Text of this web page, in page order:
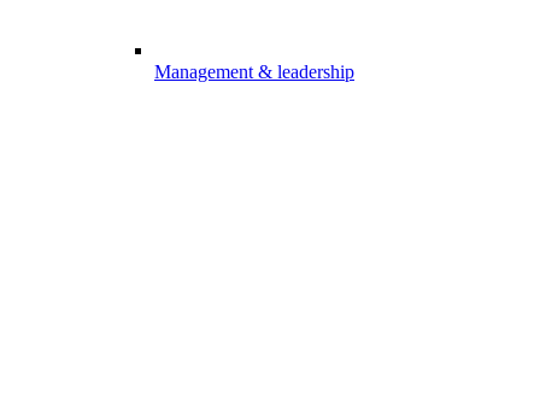
Management & leadership